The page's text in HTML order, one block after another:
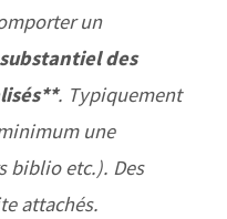
un
des
. Typiquement
une
biblio etc.). Des
attachés.